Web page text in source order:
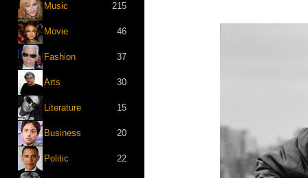
Music 215
Movie 46
Fashion 37
Arts 30
Literature 15
Business 20
Politic 22